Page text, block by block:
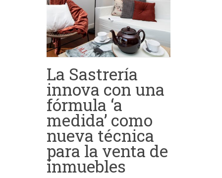
La Sastrería
innova con una
fórmula ‘a
medida’ como
nueva técnica
para la venta de
inmuebles